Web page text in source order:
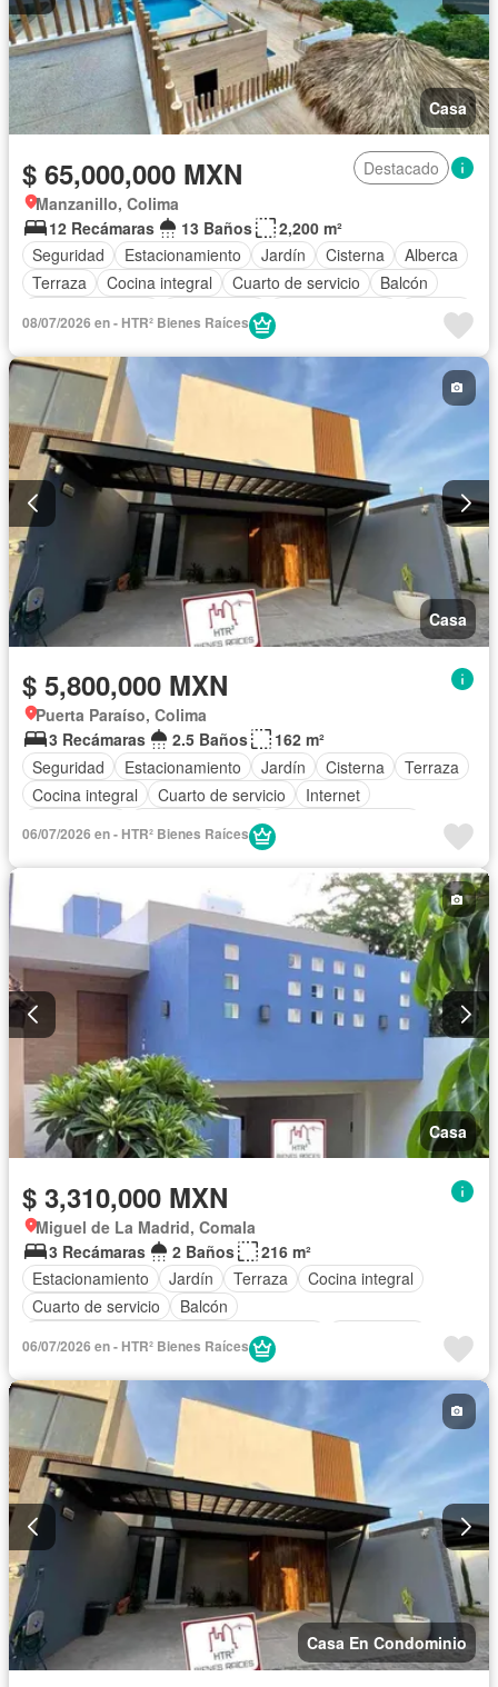
Casa
$ 65,000,000 MXN
Destacado
Manzanillo, Colima
12 Recámaras
13 Baños
2,200 m²
Seguridad
Estacionamiento Jardín Cisterna
Alberca
Terraza
Cocina integral Cuarto de servicio
Balcón
Zona infantil
Internet
Electricidad
Azotea
Agua
Televisión por cable
Zonas verdes
Asador Despacho
Vista panorámica
Recámara con closet
Permite mascotas
Permite niños
Sin amueblar
08/07/2026 en - HTR² Bienes Raíces
Casa
$ 5,800,000 MXN
Puerta Paraíso, Colima
3 Recámaras
2.5 Baños
162 m²
Seguridad
Estacionamiento Jardín Cisterna
Terraza
Cocina integral
Cuarto de servicio
Internet
Cocina equipada
Electricidad
Televisión por cable
Asador
Zonas verdes
Recámara con closet
Caseta de vigilancia
Wifi
Permite mascotas
Permite niños
Completamente amueblado
06/07/2026 en - HTR² Bienes Raíces
Casa
$ 3,310,000 MXN
Miguel de La Madrid, Comala
3 Recámaras
2 Baños
216 m²
Estacionamiento
Jardín Terraza
Cocina integral
Cuarto de servicio
Balcón
Acceso para personas con discapacidad
Circuito cerrado de televisión
Zonas verdes
Vista panorámica
Parcialmente amueblado
06/07/2026 en - HTR² Bienes Raíces
Casa En Condominio